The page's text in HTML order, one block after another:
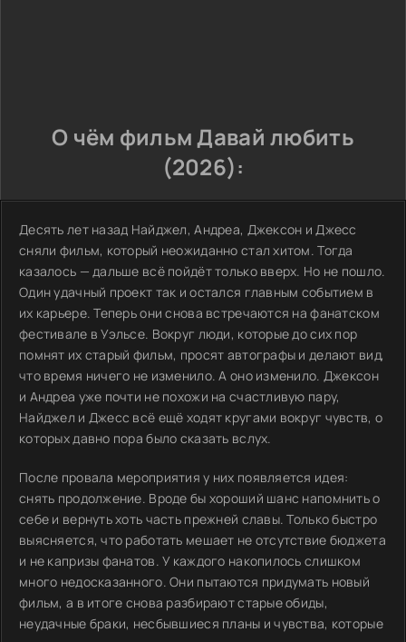
О чём фильм Давай любить
(2026):
Десять лет назад Найджел, Андреа, Джексон и Джесс
сняли фильм, который неожиданно стал хитом. Тогда
казалось — дальше всё пойдёт только вверх. Но не пошло.
Один удачный проект так и остался главным событием в
их карьере. Теперь они снова встречаются на фанатском
фестивале в Уэльсе. Вокруг люди, которые до сих пор
помнят их старый фильм, просят автографы и делают вид,
что время ничего не изменило. А оно изменило. Джексон
и Андреа уже почти не похожи на счастливую пару,
Найджел и Джесс всё ещё ходят кругами вокруг чувств, о
которых давно пора было сказать вслух.
После провала мероприятия у них появляется идея:
снять продолжение. Вроде бы хороший шанс напомнить о
себе и вернуть хоть часть прежней славы. Только быстро
выясняется, что работать мешает не отсутствие бюджета
и не капризы фанатов. У каждого накопилось слишком
много недосказанного. Они пытаются придумать новый
фильм, а в итоге снова разбирают старые обиды,
неудачные браки, несбывшиеся планы и чувства, которые